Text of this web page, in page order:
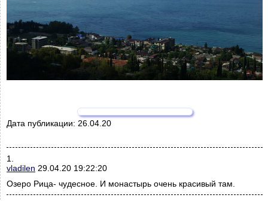
Дата публикации: 26.04.20
1.
vladilen 29.04.20 19:22:20
Озеро Рица- чудесное. И монастырь очень красивый там.